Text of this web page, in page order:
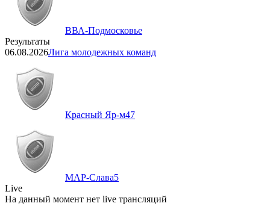
ВВА-Подмосковье
Результаты
06.08.2026Лига молодежных команд
Красный Яр-м47
МАР-Слава5
Live
На данный момент нет live трансляций